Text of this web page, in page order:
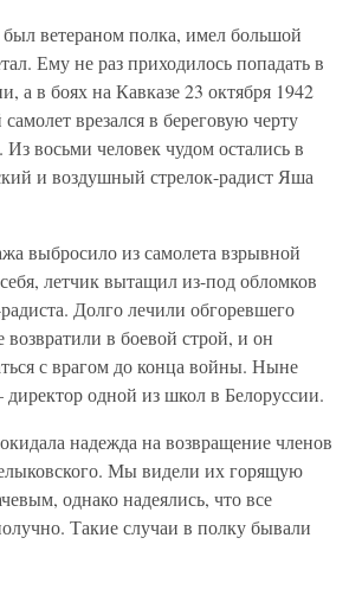
ветераном полка, имел большой
Ему не раз приходилось попадать в
а в боях на Кавказе 23 октября 1942
врезался в береговую черту
Из восьми человек чудом остались в
и воздушный стрелок-радист Яша
выбросило из самолета взрывной
летчик вытащил из-под обломков
Долго лечили обгоревшего
в боевой строй, и он
с врагом до конца войны. Ныне
одной из школ в Белоруссии.
надежда на возвращение членов
Мы видели их горящую
однако надеялись, что все
Такие случаи в полку бывали